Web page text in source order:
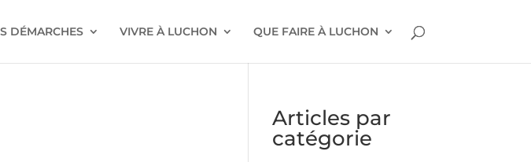
DÉMARCHES VIVRE À LUCHON QUE FAIRE À LUCHON
Articles par
catégorie